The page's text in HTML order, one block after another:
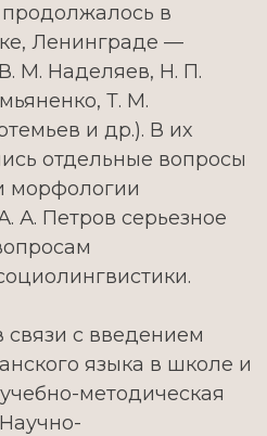
в
Ленинграде —
М. Наделяев, Н. П.
Т. М.
и др.). В их
отдельные вопросы
морфологии
А. Петров серьезное
с введением
языка в школе и
методическая